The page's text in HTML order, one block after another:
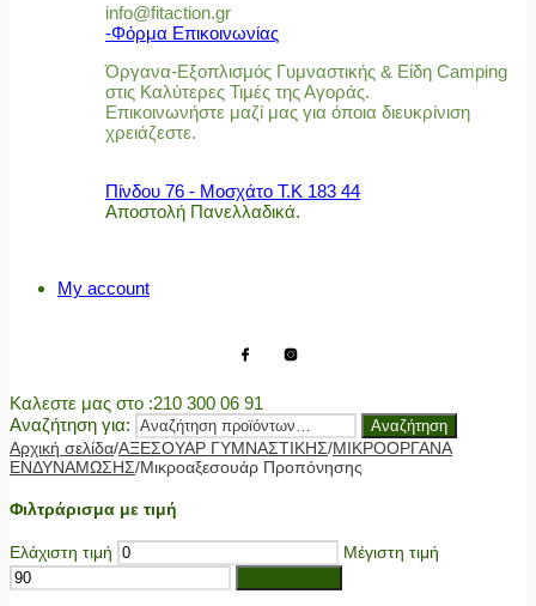
info@fitaction.gr
-Φόρμα Επικοινωνίας
Όργανα-Εξοπλισμός Γυμναστικής & Είδη Camping
στις Καλύτερες Τιμές της Αγοράς.
Επικοινωνήστε μαζί μας για όποια διευκρίνιση
χρειάζεστε.
Πίνδου 76 - Μοσχάτο Τ.Κ 183 44
Αποστολή Πανελλαδικά.
My account
Καλεστε μας στο :210 300 06 91
Αναζήτηση για:
Αναζήτηση
Αρχική σελίδα/ΑΞΕΣΟΥΑΡ ΓΥΜΝΑΣΤΙΚΗΣ/ΜΙΚΡΟΟΡΓΑΝΑ
ΕΝΔΥΝΑΜΩΣΗΣ/Μικροαξεσουάρ Προπόνησης
Φιλτράρισμα με τιμή
Ελάχιστη τιμή Μέγιστη τιμή